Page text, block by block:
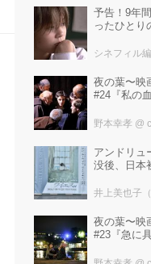
ン』！
予告！9年
ったひとり
戻るとき
シネフィル
夜の葉〜映
#24『私の
野本幸孝 @
アンドリ
没後、日本
は？ 独自
23日まで開
井上美也子
夜の葉〜映
#23『急に
が悪くなる